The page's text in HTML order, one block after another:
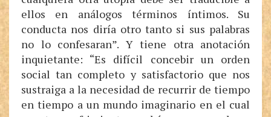
ellos en análogos términos íntimos. Su
conducta nos diría otro tanto si sus palabras
no lo confesaran”. Y tiene otra anotación
inquietante: “Es difícil concebir un orden
social tan completo y satisfactorio que nos
sustraiga a la necesidad de recurrir de tiempo
en tiempo a un mundo imaginario en el cual